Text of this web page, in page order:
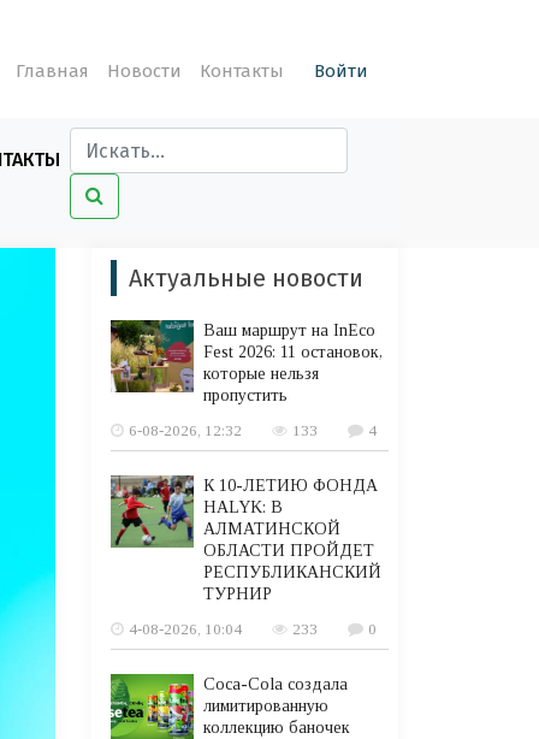
Главная Новости Контакты Войти
Актуальные новости
Ваш маршрут на InEco
Fest 2026: 11 остановок,
которые нельзя
пропустить
6-08-2026, 12:32
133 4
К 10-ЛЕТИЮ ФОНДА
HALYK: В
АЛМАТИНСКОЙ
ОБЛАСТИ ПРОЙДЕТ
РЕСПУБЛИКАНСКИЙ
ТУРНИР
4-08-2026, 10:04
233 0
Coca-Cola создала
лимитированную
коллекцию баночек